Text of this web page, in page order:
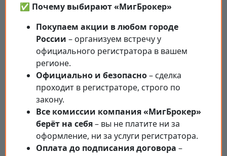
✅ Почему выбирают «МигБрокер»
Покупаем акции в любом городе
России – организуем встречу у
официального регистратора в вашем
регионе.
Официально и безопасно– сделка
проходит в регистраторе, строго по
закону.
Все комиссии компания «МигБрокер»
берёт на себя– вы не платите ни за
оформление, ни за услуги регистратора.
Оплата до подписания договора –